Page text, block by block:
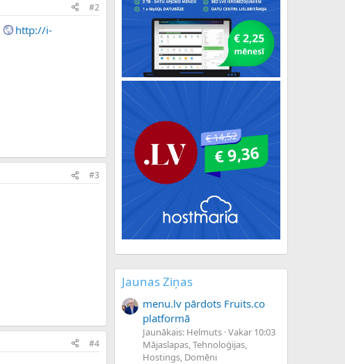
#2
http://i-
#3
#4
Jaunas Ziņas
menu.lv pārdots Fruits.co
platformā
Jaunākais: Helmuts Vakar 10:03
Mājaslapas, Tehnoloģijas,
Hostings, Domēni